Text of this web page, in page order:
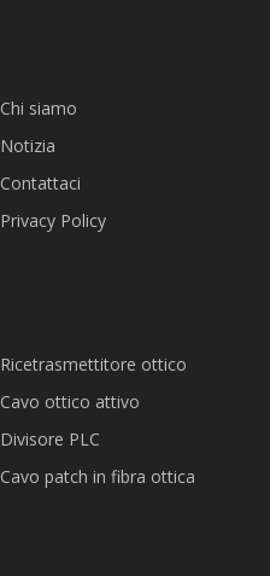
Chi siamo
Notizia
Contattaci
Privacy Policy
Ricetrasmettitore ottico
Cavo ottico attivo
Divisore PLC
Cavo patch in fibra ottica